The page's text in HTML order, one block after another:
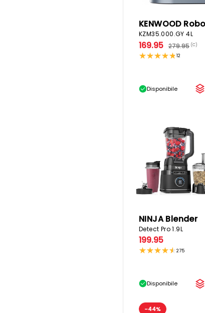
KZM35.000.GY 4L
169.95 279.95 (C)
12
Disponibile
NINJA Blender
Detect Pro 1.9L
199.95
275
Disponibile
-44%